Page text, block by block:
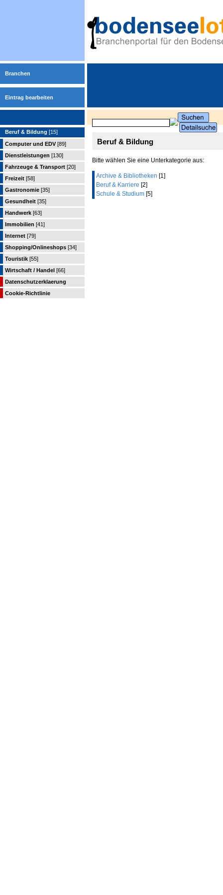
Branchen
Eintrag bearbeiten
Beruf & Bildung [15]
Computer und EDV [89]
Dienstleistungen [130]
Fahrzeuge & Transport [20]
Freizeit [58]
Gastronomie [35]
Gesundheit [35]
Handwerk [63]
Immobilien [41]
Internet [79]
Shopping/Onlineshops [34]
Touristik [55]
Wirtschaft / Handel [66]
Datenschutzerklaerung
Cookie-Richtlinie
Beruf & Bildung
Bitte wählen Sie eine Unterkategorie aus:
Archive & Bibliotheken [1]
Beruf & Karriere [2]
Schule & Studium [5]